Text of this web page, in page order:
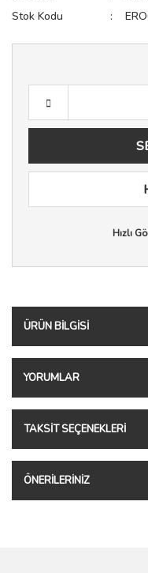
Stok Kodu
Hızlı
ÜRÜN BILGISI
YORUMLAR
TAKSIT SEÇENEKLERI
ÖNERILERINIZ